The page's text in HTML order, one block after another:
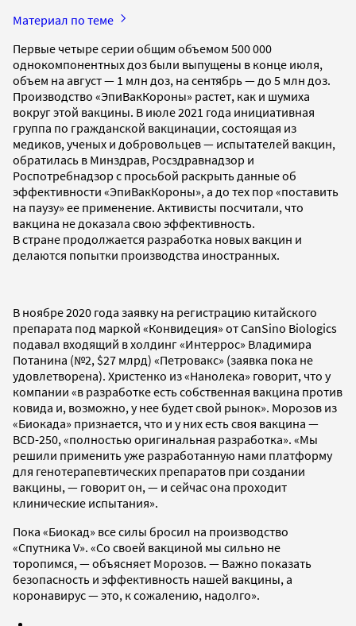
Материал по теме
Первые четыре серии общим объемом 500 000
однокомпонентных доз были выпущены в конце июля,
объем на август — 1 млн доз, на сентябрь — до 5 млн доз.
Производство «ЭпиВакКороны» растет, как и шумиха
вокруг этой вакцины. В июле 2021 года инициативная
группа по гражданской вакцинации, состоящая из
медиков, ученых и добровольцев — испытателей вакцин,
обратилась в Минздрав, Росздравнадзор и
Роспотребнадзор с просьбой раскрыть данные об
эффективности «ЭпиВакКороны», а до тех пор «поставить
на паузу» ее применение. Активисты посчитали, что
вакцина не доказала свою эффективность.
В стране продолжается разработка новых вакцин и
делаются попытки производства иностранных.
В ноябре 2020 года заявку на регистрацию китайского
препарата под маркой «Конвидеция» от CanSino Biologics
подавал входящий в холдинг «Интеррос» Владимира
Потанина (№2, $27 млрд) «Петровакс» (заявка пока не
удовлетворена). Христенко из «Нанолека» говорит, что у
компании «в разработке есть собственная вакцина против
ковида и, возможно, у нее будет свой рынок». Морозов из
«Биокада» признается, что и у них есть своя вакцина —
BCD-250, «полностью оригинальная разработка». «Мы
решили применить уже разработанную нами платформу
для генотерапевтических препаратов при создании
вакцины, — говорит он, — и сейчас она проходит
клинические испытания».
Пока «Биокад» все силы бросил на производство
«Спутника V». «Со своей вакциной мы сильно не
торопимся, — объясняет Морозов. — Важно показать
безопасность и эффективность нашей вакцины, а
коронавирус — это, к сожалению, надолго».